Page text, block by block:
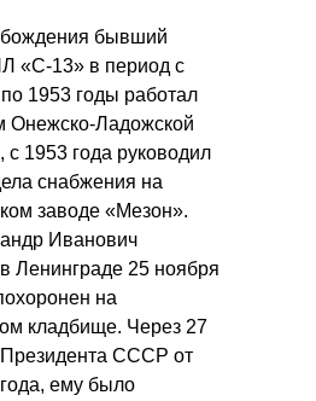
бывший
«С-13» в период с
1953 годы работал
Онежско-Ладожской
с 1953 года руководил
снабжения на
заводе «Мезон».
Иванович
Ленинграде 25 ноября
на
кладбище. Через 27
Президента СССР от
ему было